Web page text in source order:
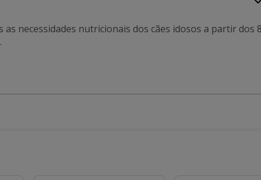
necessidades nutricionais dos cães idosos a partir dos 8